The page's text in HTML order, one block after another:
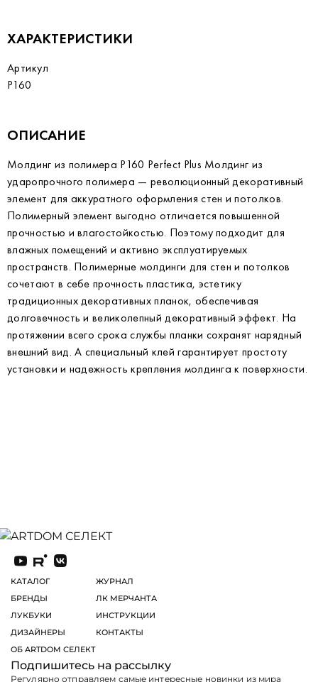
ХАРАКТЕРИСТИКИ
Артикул
P160
ОПИСАНИЕ
Молдинг из полимера P160 Perfect Plus Молдинг из
ударопрочного полимера — революционный декоративный
элемент для аккуратного оформления стен и потолков.
Полимерный элемент выгодно отличается повышенной
прочностью и влагостойкостью. Поэтому подходит для
влажных помещений и активно эксплуатируемых
пространств. Полимерные молдинги для стен и потолков
сочетают в себе прочность пластика, эстетику
традиционных декоративных планок, обеспечивая
долговечность и великолепный декоративный эффект. На
протяжении всего срока службы планки сохранят нарядный
внешний вид. А специальный клей гарантирует простоту
установки и надежность крепления молдинга к поверхности.
КАТАЛОГ
БРЕНДЫ
ЛУКБУКИ
ДИЗАЙНЕРЫ
ОБ ARTDOM СЕЛЕКТ
ЖУРНАЛ
ЛК МЕРЧАНТА
ИНСТРУКЦИИ
КОНТАКТЫ
Подпишитесь на рассылку
Регулярно отправляем самые интересные новинки из мира